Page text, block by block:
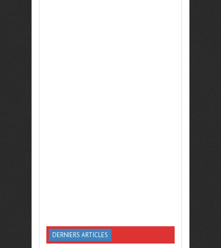
DERNIERS ARTICLES